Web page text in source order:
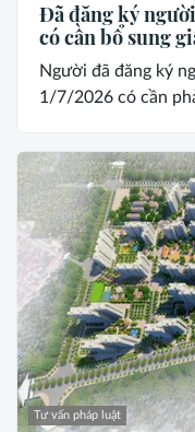
Đã đăng ký
có cần bổ sung
Người đã đăng ký
1/7/2026 có cần
Tư vấn pháp luật